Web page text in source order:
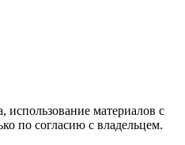
использование материалов с
по согласию с владельцем.